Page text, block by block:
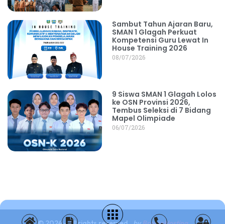
Sambut Tahun Ajaran Baru,
SMAN 1 Glagah Perkuat
Kompetensi Guru Lewat In
House Training 2026
08/07/2026
9 Siswa SMAN 1 Glagah Lolos
ke OSN Provinsi 2026,
Tembus Seleksi di 7 Bidang
Mapel Olimpiade
06/07/2026